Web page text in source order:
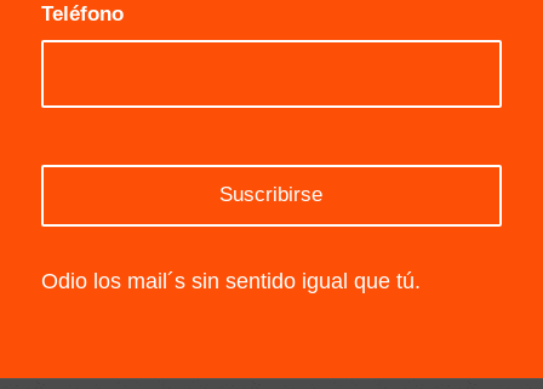
Teléfono
Odio los mail´s sin sentido igual que tú.